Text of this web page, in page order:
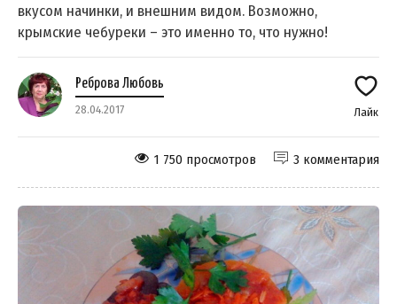
вкусом начинки, и внешним видом. Возможно,
крымские чебуреки – это именно то, что нужно!
Реброва Любовь
28.04.2017 Лайк
3 комментария
1 750 просмотров